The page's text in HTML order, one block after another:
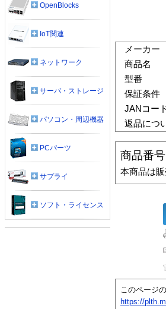
メーカー
商品名
型番
保証条件
JANコー
返品につ
商品番号
本商品は
このページの
https://
OpenBlocks
IoT関連
ネットワーク
サーバ・ストレージ
パソコン・周辺機器
PCパーツ
サプライ
ソフト・ライセンス